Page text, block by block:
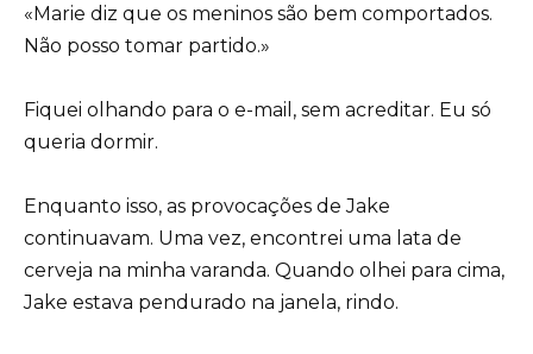
«Marie diz que os meninos são bem comportados.
Não posso tomar partido.»
Fiquei olhando para o e-mail, sem acreditar. Eu só
queria dormir.
Enquanto isso, as provocações de Jake
continuavam. Uma vez, encontrei uma lata de
cerveja na minha varanda. Quando olhei para cima,
Jake estava pendurado na janela, rindo.